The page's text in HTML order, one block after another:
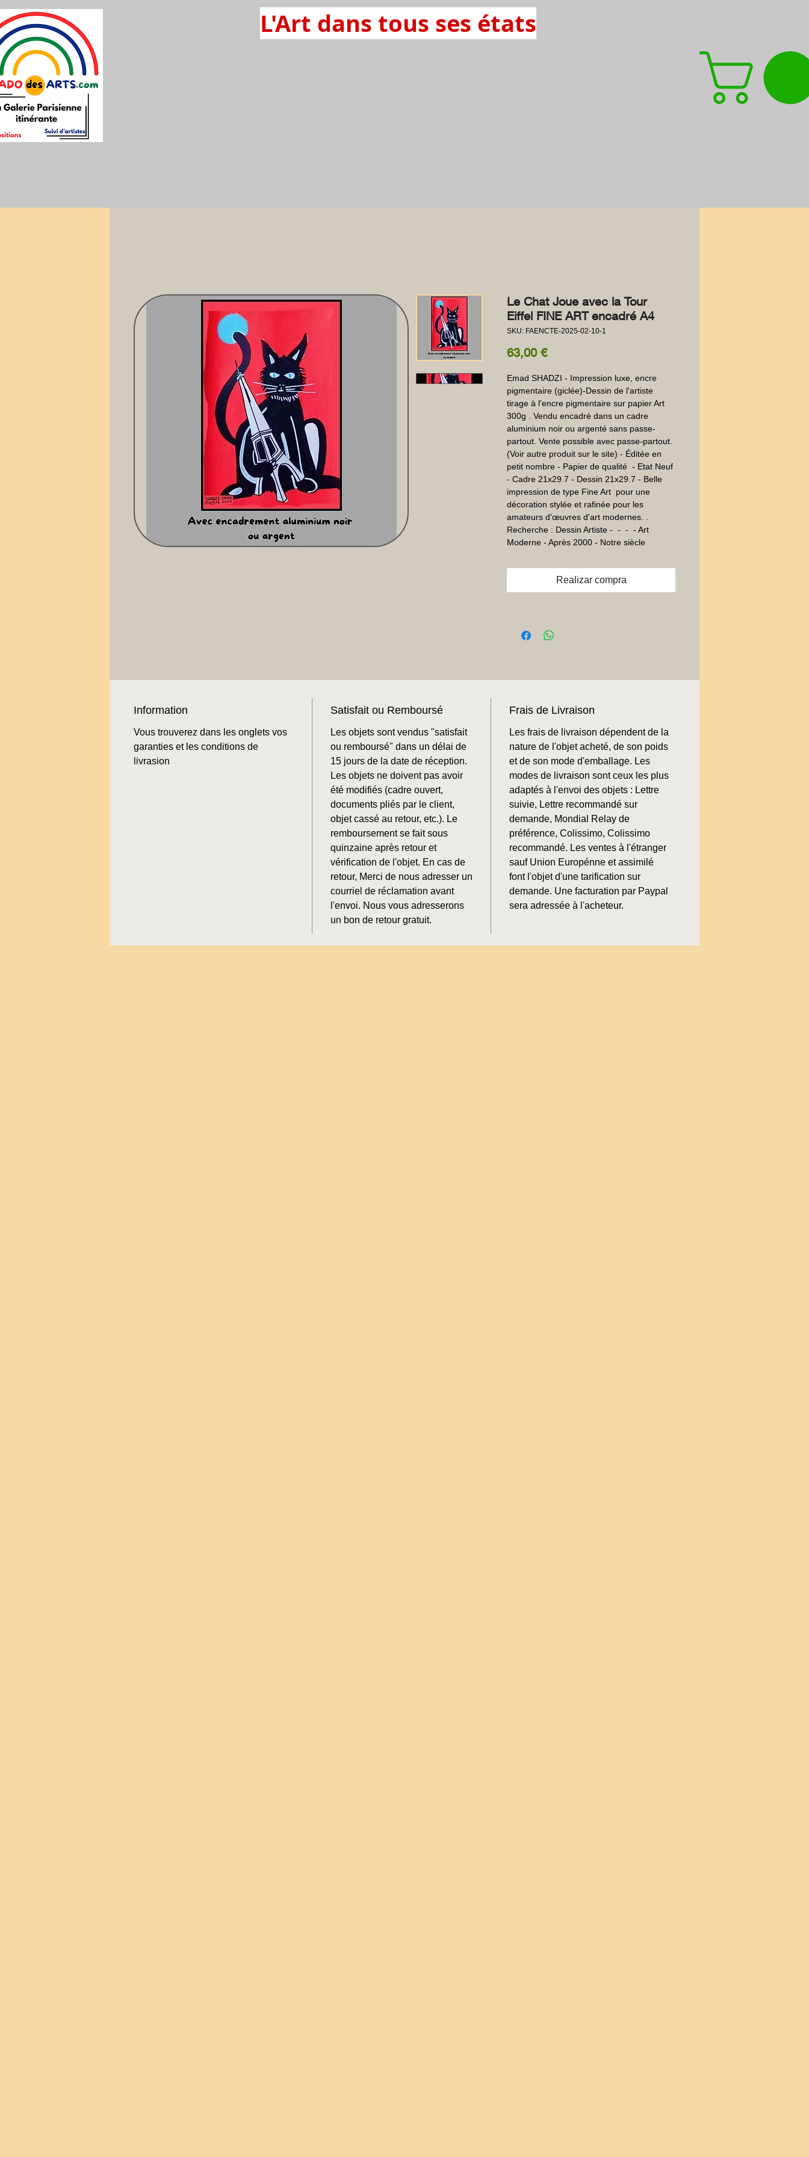
L'Art dans tous ses états
Le Chat Joue avec la Tour
Eiffel FINE ART encadré A4
SKU: FAENCTE-2025-02-10-1
63,00 €Precio
Emad SHADZI - Impression luxe, encre
pigmentaire (giclée)-Dessin de l'artiste
tirage à l'encre pigmentaire sur papier Art
300g . Vendu encadré dans un cadre
aluminium noir ou argenté sans passe-
partout. Vente possible avec passe-partout.
(Voir autre produit sur le site) - Éditée en
petit nombre - Papier de qualité  - Etat Neuf
- Cadre 21x29.7 - Dessin 21x29.7 - Belle
impression de type Fine Art  pour une
décoration stylée et rafinée pour les
amateurs d'œuvres d'art modernes. .
Recherche : Dessin Artiste -  -  -  - Art
Moderne - Après 2000 - Notre siècle
Realizar compra
Information
Vous trouverez dans les onglets vos
garanties et les conditions de
livrasion
Satisfait ou Remboursé
Les objets sont vendus "satisfait
ou remboursé" dans un délai de
15 jours de la date de réception.
Les objets ne doivent pas avoir
été modifiés (cadre ouvert,
documents pliés par le client,
objet cassé au retour, etc.). Le
remboursement se fait sous
quinzaine après retour et
vérification de l'objet. En cas de
retour, Merci de nous adresser un
courriel de réclamation avant
l'envoi. Nous vous adresserons
un bon de retour gratuit.
Frais de Livraison
Les frais de livraison dépendent de la
nature de l'objet acheté, de son poids
et de son mode d'emballage. Les
modes de livraison sont ceux les plus
adaptés à l'envoi des objets : Lettre
suivie, Lettre recommandé sur
demande, Mondial Relay de
préférence, Colissimo, Colissimo
recommandé. Les ventes à l'étranger
sauf Union Europénne et assimilé
font l'objet d'une tarification sur
demande. Une facturation par Paypal
sera adressée à l'acheteur.